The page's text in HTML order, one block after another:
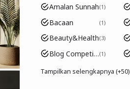
Amalan Sunnah 1
Bacaan 1
Beauty&Health 3
Blog Competition 1
Tampilkan selengkapnya (+50)